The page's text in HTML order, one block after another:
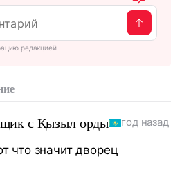
редакцией
с Қызыл орды год назад
что значит дворец